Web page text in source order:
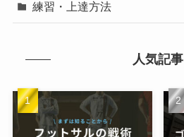
練習・上達方法
人気記事